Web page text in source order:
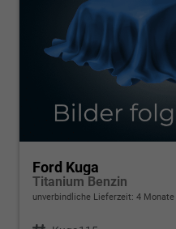
Ford Kuga
Titanium Benzin
unverbindliche Lieferzeit: 4 Monate